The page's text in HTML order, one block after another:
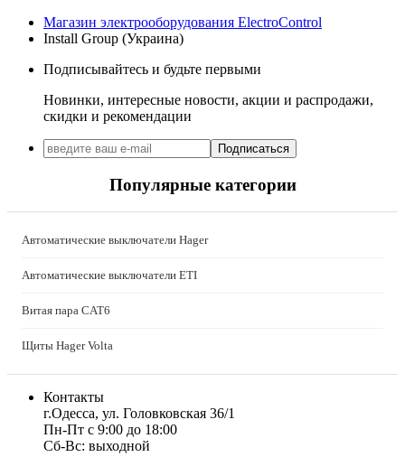
Install Group (Украина)
IPmall (Украина)
JA SOLAR (Китай)
Kanlux
Katko (Финляндия)
KNIPEX (Чехия)
Kopos (Чехия)
LuxPower (Китай)
Mersen (Франция)
NOARK
Phoenix Contact (Германия)
Plank Electrotechnic (Украина)
Pro'sKit (Тайвань)
Магазин электрооборудования ElectroControl
Install Group (Украина)
Подписывайтесь и будьте первыми
Новинки, интересные новости, акции и распродажи,
скидки и рекомендации
Подписаться
Популярные категории
Автоматические выключатели Hager
Автоматические выключатели ETI
Витая пара CAT6
Щиты Hager Volta
Контакты
г.Одесса, ул. Головковская 36/1
Пн-Пт с 9:00 до 18:00
Сб-Вс: выходной